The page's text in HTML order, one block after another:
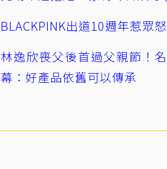
BLACKPINK出道10週年惹眾
林逸欣喪父後首過父親節！
幕：好產品依舊可以傳承